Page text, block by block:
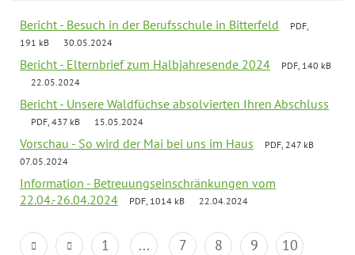
Bericht - Besuch in der Berufsschule in Bitterfeld
PDF,
191 kB
30.05.2024
Bericht - Elternbrief zum Halbjahresende 2024
PDF, 140 kB
22.05.2024
Bericht - Unsere Waldfüchse absolvierten Ihren Abschluss
PDF, 437 kB 15.05.2024
Vorschau - So wird der Mai bei uns im Haus
PDF, 247 kB
07.05.2024
Information - Betreuungseinschränkungen vom
22.04.-26.04.2024
PDF, 1014 kB 22.04.2024
1 ... 7 8 9
10